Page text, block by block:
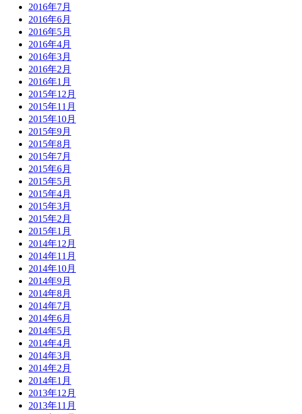
2016年7月
2016年6月
2016年5月
2016年4月
2016年3月
2016年2月
2016年1月
2015年12月
2015年11月
2015年10月
2015年9月
2015年8月
2015年7月
2015年6月
2015年5月
2015年4月
2015年3月
2015年2月
2015年1月
2014年12月
2014年11月
2014年10月
2014年9月
2014年8月
2014年7月
2014年6月
2014年5月
2014年4月
2014年3月
2014年2月
2014年1月
2013年12月
2013年11月